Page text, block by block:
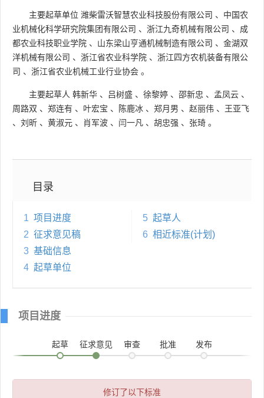
主要起草单位 潍柴雷沃智慧农业科技股份有限公司 、 中国农
业机械化科学研究院集团有限公司 、 浙江九奇机械有限公司 、 成
都农业科技职业学院 、 山东梁山亨通机械制造有限公司 、 金湖双
洋机械有限公司 、 浙江省农业科学院 、 浙江四方农机装备有限公
司 、 浙江省农业机械工业行业协会 。
主要起草人 韩新华 、 吕树盛 、 徐黎婷 、 邵新忠 、 孟凤云 、
周路双 、 郑连有 、 叶宏宝 、 陈鹿冰 、 郑月男 、 赵丽伟 、 王亚飞
、 刘昕 、 黄淑元 、 肖军波 、 闫一凡 、 胡忠强 、 张琦 。
目录
1 项目进度
2 征求意见稿
3 基础信息
4 起草单位
5 起草人
6 相近标准(计划)
项目进度
起草 征求意见 审查 批准 发布
修订了以下标准